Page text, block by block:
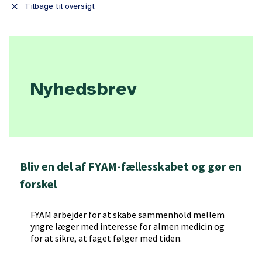
close Tilbage til oversigt
Nyhedsbrev
Bliv en del af FYAM-fællesskabet og gør en
forskel
FYAM arbejder for at skabe sammenhold mellem
yngre læger med interesse for almen medicin og
for at sikre, at faget følger med tiden.